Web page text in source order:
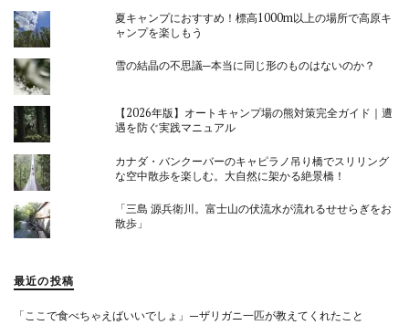
夏キャンプにおすすめ！標高1000m以上の場所で高原キ
ャンプを楽しもう
雪の結晶の不思議─本当に同じ形のものはないのか？
【2026年版】オートキャンプ場の熊対策完全ガイド｜遭
遇を防ぐ実践マニュアル
カナダ・バンクーバーのキャピラノ吊り橋でスリリング
な空中散歩を楽しむ。大自然に架かる絶景橋！
「三島 源兵衛川。富士山の伏流水が流れるせせらぎをお
散歩」
最近の投稿
「ここで食べちゃえばいいでしょ」—ザリガニ一匹が教えてくれたこと